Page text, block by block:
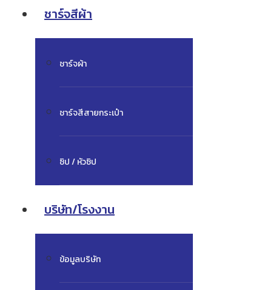
ชาร์จสีผ้า
ชาร์จผ้า
ชาร์จสีสายกระเป๋า
ซิป / หัวซิป
บริษัท/โรงงาน
ข้อมูลบริษัท